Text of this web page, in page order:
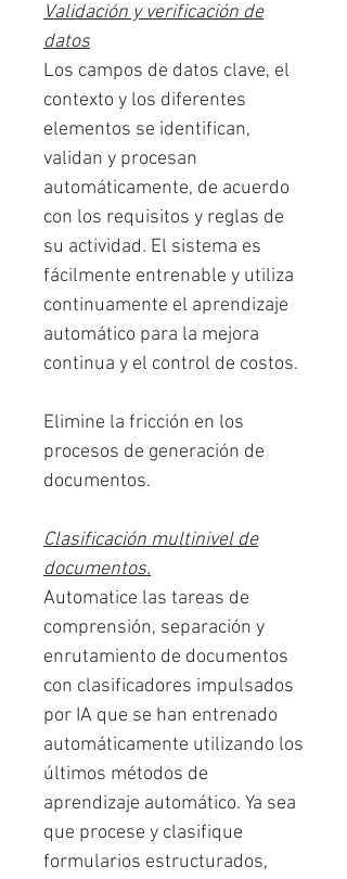
Validación y verificación de
datos
Los campos de datos clave, el
contexto y los diferentes
elementos se identifican,
validan y procesan
automáticamente, de acuerdo
con los requisitos y reglas de
su actividad. El sistema es
fácilmente entrenable y utiliza
continuamente el aprendizaje
automático para la mejora
continua y el control de costos.
Elimine la fricción en los
procesos de generación de
documentos.
Clasificación multinivel de
documentos.
Automatice las tareas de
comprensión, separación y
enrutamiento de documentos
con clasificadores impulsados
por IA que se han entrenado
automáticamente utilizando los
últimos métodos de
aprendizaje automático. Ya sea
que procese y clasifique
formularios estructurados,